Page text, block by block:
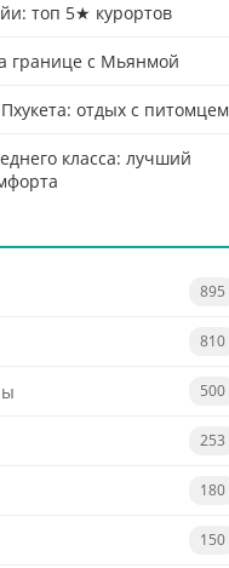
топ 5★ курортов
границе с Мьянмой
отдых с питомцем
класса: лучший
895
810
500
253
180
150